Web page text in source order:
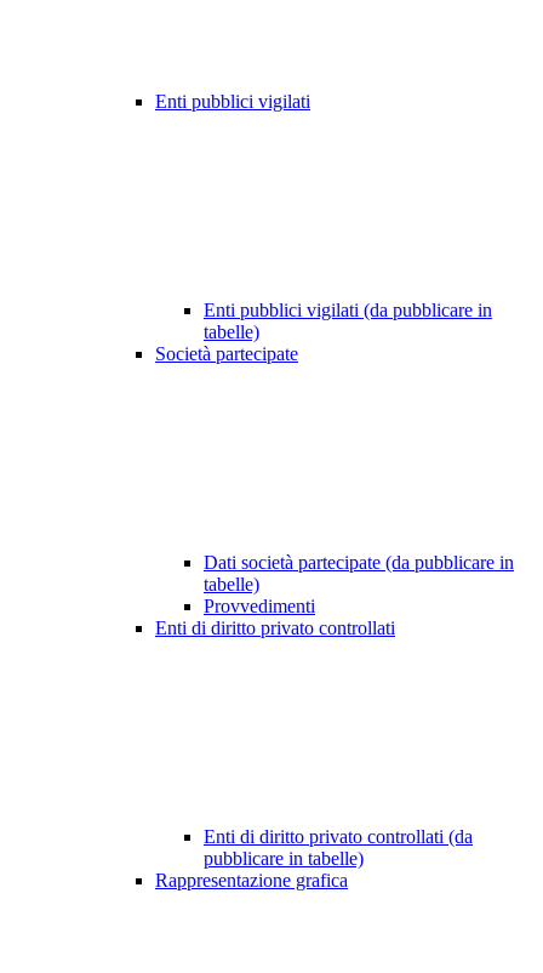
Enti pubblici vigilati
Enti pubblici vigilati (da pubblicare in
tabelle)
Società partecipate
Dati società partecipate (da pubblicare in
tabelle)
Provvedimenti
Enti di diritto privato controllati
Enti di diritto privato controllati (da
pubblicare in tabelle)
Rappresentazione grafica